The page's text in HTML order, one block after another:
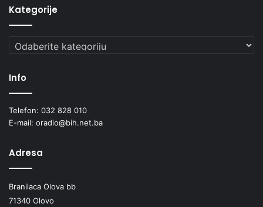
Kategorije
Kategorije
Info
Telefon: 032 828 010
E-mail: oradio@bih.net.ba
Adresa
Branilaca Olova bb
71340 Olovo